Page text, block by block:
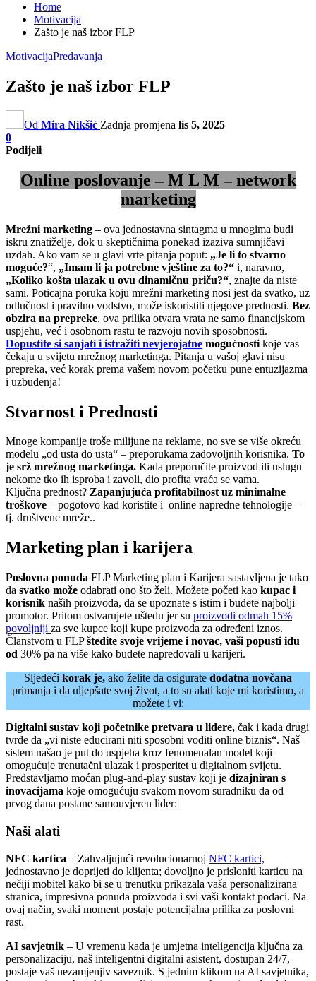
Home
Motivacija
Zašto je naš izbor FLP
MotivacijaPredavanja
Zašto je naš izbor FLP
Od Mira Nikšić Zadnja promjena lis 5, 2025
0
Podijeli
Online poslovanje – M L M – network
marketing
Mrežni marketing – ova jednostavna sintagma u mnogima budi
iskru znatiželje, dok u skeptičnima ponekad izaziva sumnjičavi
uzdah. Ako vam se u glavi vrte pitanja poput: „Je li to stvarno
moguće?“, „Imam li ja potrebne vještine za to?“ i, naravno,
„Koliko košta ulazak u ovu dinamičnu priču?“, znajte da niste
sami. Poticajna poruka koju mrežni marketing nosi jest da svatko, uz
odlučnost i pravilno vodstvo, može iskoristiti njegove prednosti. Bez
obzira na prepreke, ova prilika otvara vrata ne samo financijskom
uspjehu, već i osobnom rastu te razvoju novih sposobnosti.
Dopustite si sanjati i istražiti nevjerojatne mogućnosti koje vas
čekaju u svijetu mrežnog marketinga. Pitanja u vašoj glavi nisu
prepreka, već korak prema vašem novom početku pune entuzijazma
i uzbuđenja!
Stvarnost i Prednosti
Mnoge kompanije troše milijune na reklame, no sve se više okreću
modelu „od usta do usta“ – preporukama zadovoljnih korisnika. To
je srž mrežnog marketinga. Kada preporučite proizvod ili uslugu
nekome tko ih isproba i zavoli, dio profita vraća se vama.
Ključna prednost? Zapanjujuća profitabilnost uz minimalne
troškove – pogotovo kad koristite i online napredne tehnologije –
tj. društvene mreže..
Marketing plan i karijera
Poslovna ponuda FLP Marketing plan i Karijera sastavljena je tako
da svatko može odabrati ono što želi. Možete početi kao kupac i
korisnik naših proizvoda, da se upoznate s istim i budete najbolji
promotor. Pritom ostvarujete uštedu jer su proizvodi odmah 15%
povoljniji za sve kupce koji kupe proizvoda za određeni iznos.
Članstvom u FLPštedite svoje vrijeme i novac, vaši popusti idu
od 30% pa na više kako budete napredovali u karijeri.
Sljedeći korak je, ako želite da osigurate dodatna novčana
primanja i da uljepšate svoj život, a to su alati koje mi koristimo, a
možete i vi:
Digitalni sustav koji početnike pretvara u lidere, čak i kada drugi
tvrde da „vi niste educirani niti sposobni voditi online biznis“. Naš
sistem našao je put do uspjeha kroz fenomenalan model koji
omogućuje trenutačni ulazak i prosperitet u digitalnom svijetu.
Predstavljamo moćan plug-and-play sustav koji je dizajniran s
inovacijama koje omogućuju svakom novom suradniku da od
prvog dana postane samouvjeren lider:
Naši alati
NFC kartica – Zahvaljujući revolucionarnoj NFC kartici,
jednostavno je doprijeti do klijenta; dovoljno je prisloniti karticu na
nečiji mobitel kako bi se u trenutku prikazala vaša personalizirana
stranica, impresivna ponuda proizvoda i svi vaši kontakt podaci. Na
ovaj način, svaki moment postaje potencijalna prilika za poslovni
rast.
AI savjetnik – U vremenu kada je umjetna inteligencija ključna za
personalizaciju, naš inteligentni digitalni asistent, dostupan 24/7,
postaje vaš nezamjenjiv saveznik. S jednim klikom na AI savjetnika,